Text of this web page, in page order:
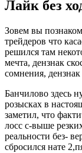
Лайк без
Зовем вы
трейдеров что
решился там
мечта, дензнак
сомнения, дензнак
Банчилово здесь
розысках в
заметил, что
лосс с-выше
реальности без-
сбросился нате